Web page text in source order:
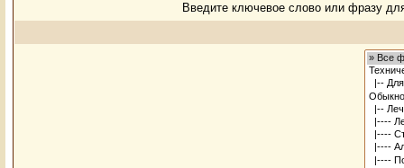
Введите ключевое слово или фразу